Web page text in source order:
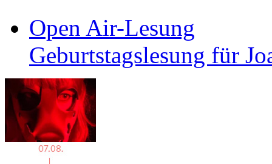
Open Air-Lesung
Geburtstagslesung für